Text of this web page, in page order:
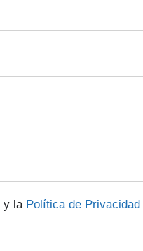
y la Política de Privacidad